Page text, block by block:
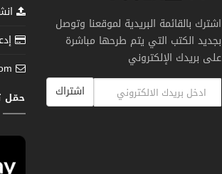
اشترك بالقائمة البريدية لموقعنا وتوصل
بجديد الكتب التي يتم طرحها مباشرة
على بريدك الإلكتروني
اشتراك
حمّل